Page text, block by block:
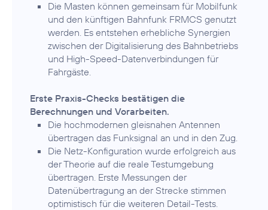
Die Masten können gemeinsam für Mobilfunk
und den künftigen Bahnfunk FRMCS genutzt
werden. Es entstehen erhebliche Synergien
zwischen der Digitalisierung des Bahnbetriebs
und High-Speed-Datenverbindungen für
Fahrgäste.
Erste Praxis-Checks bestätigen die
Berechnungen und Vorarbeiten.
Die hochmodernen gleisnahen Antennen
übertragen das Funksignal an und in den Zug.
Die Netz-Konfiguration wurde erfolgreich aus
der Theorie auf die reale Testumgebung
übertragen. Erste Messungen der
Datenübertragung an der Strecke stimmen
optimistisch für die weiteren Detail-Tests.